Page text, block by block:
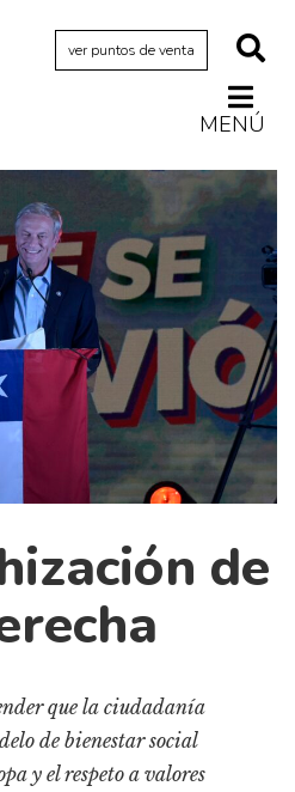
ver puntos de venta
MENÚ
chilena
de
que la ciudadanía
de bienestar social
y el respeto a valores